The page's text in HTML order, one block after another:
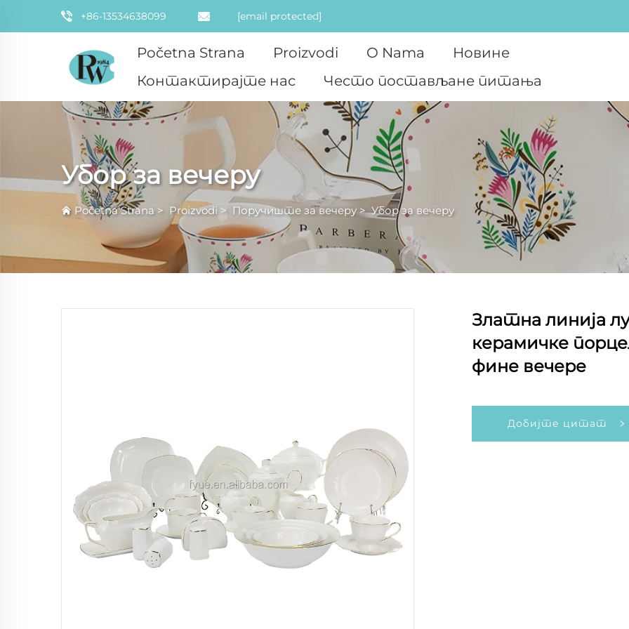
+86-13534638099 [email protected]
Početna Strana Proizvodi O Nama
Новине
Контактирајте нас
Често постављане питања
Убор за вечеру
Početna Strana> Proizvodi > Поручиште за вечеру >Убор за вечеру
Златна линија
керамичке
фине вечере
Добијте цитат